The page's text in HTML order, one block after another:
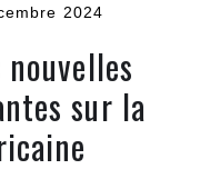
2024
nouvelles
sur la